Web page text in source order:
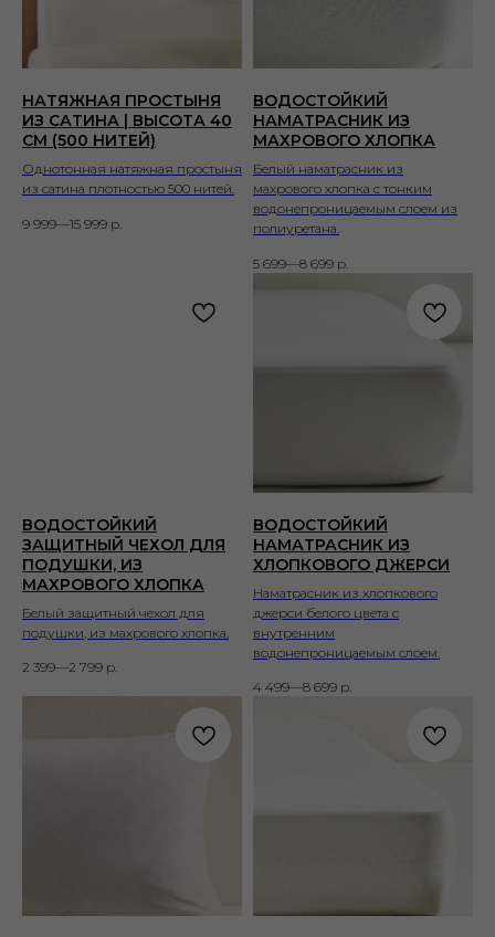
НАТЯЖНАЯ ПРОСТЫНЯ
ИЗ САТИНА | ВЫСОТА 40
СМ (500 НИТЕЙ)
Однотонная натяжная простыня
из сатина плотностью 500 нитей.
9 999—15 999 р.
ВОДОСТОЙКИЙ
НАМАТРАСНИК ИЗ
МАХРОВОГО ХЛОПКА
Белый наматрасник из
махрового хлопка с тонким
водонепроницаемым слоем из
полиуретана.
5 699—8 699 р.
ВОДОСТОЙКИЙ
ЗАЩИТНЫЙ ЧЕХОЛ ДЛЯ
ПОДУШКИ, ИЗ
МАХРОВОГО ХЛОПКА
Белый защитный чехол для
подушки, из махрового хлопка.
2 399—2 799 р.
ВОДОСТОЙКИЙ
НАМАТРАСНИК ИЗ
ХЛОПКОВОГО ДЖЕРСИ
Наматрасник из хлопкового
джерси белого цвета с
внутренним
водонепроницаемым слоем.
4 499—8 699 р.